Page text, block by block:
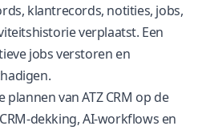
klantrecords, notities, jobs,
verplaatst. Een
jobs verstoren en
van ATZ CRM op de
CRM-dekking, AI-workflows en